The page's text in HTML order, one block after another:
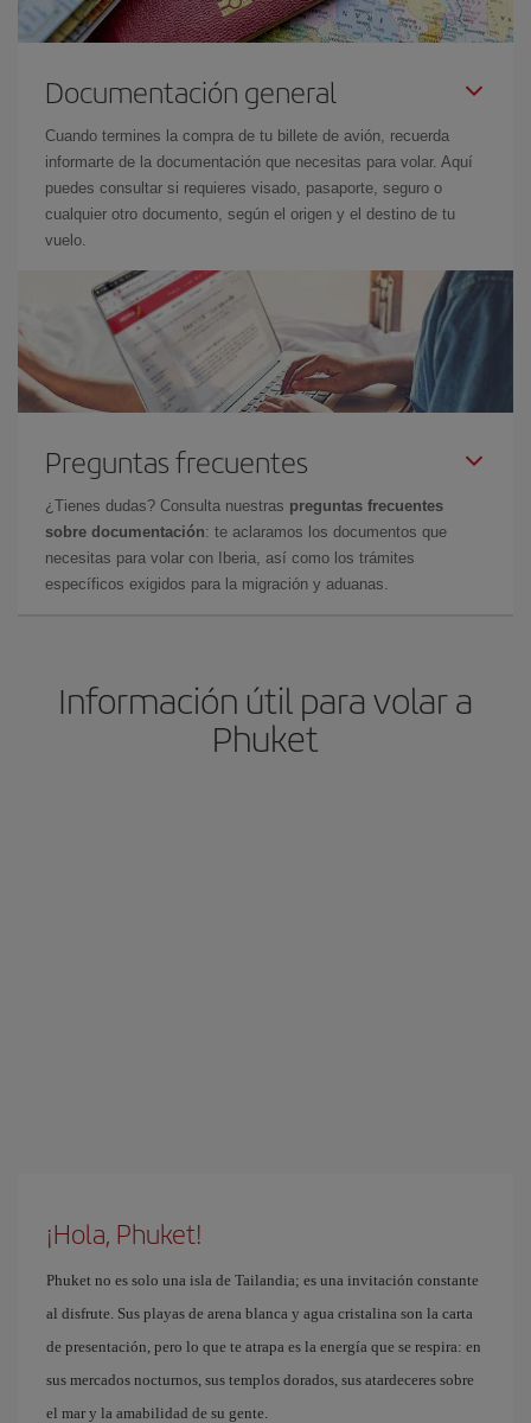
Documentación general
Cuando termines la compra de tu billete de avión, recuerda
informarte de la documentación que necesitas para volar. Aquí
puedes consultar si requieres visado, pasaporte, seguro o
cualquier otro documento, según el origen y el destino de tu
vuelo.
Preguntas frecuentes
¿Tienes dudas? Consulta nuestras preguntas frecuentes
sobre documentación: te aclaramos los documentos que
necesitas para volar con Iberia, así como los trámites
específicos exigidos para la migración y aduanas.
Información útil para volar a
Phuket
¡Hola, Phuket!
Phuket no es solo una isla de Tailandia; es una invitación constante
al disfrute. Sus playas de arena blanca y agua cristalina son la carta
de presentación, pero lo que te atrapa es la energía que se respira: en
sus mercados nocturnos, sus templos dorados, sus atardeceres sobre
el mar y la amabilidad de su gente.